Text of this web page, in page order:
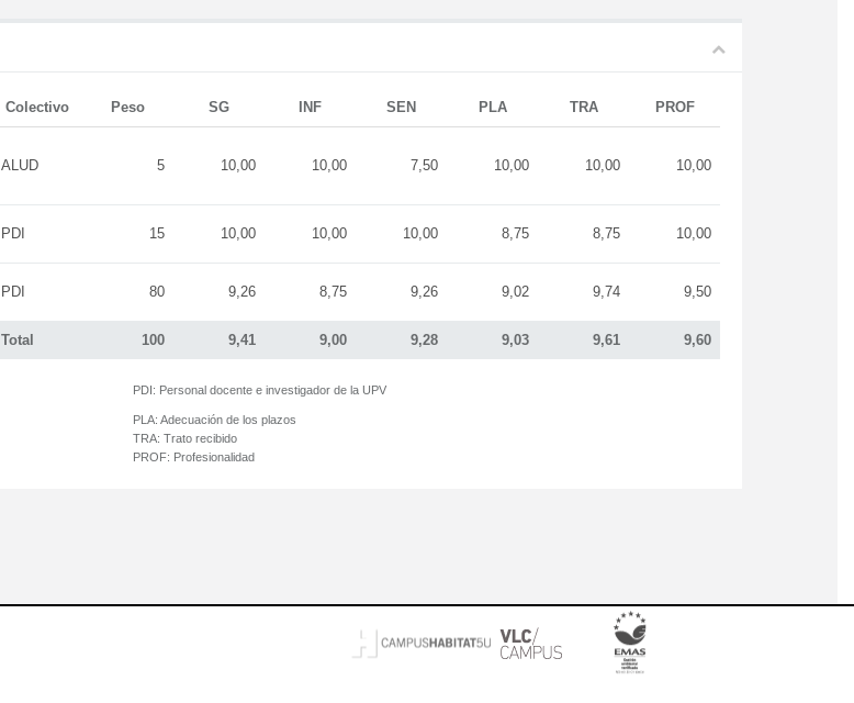
Colectivo Peso SG INF SEN PLA TRA PROF
Total 100 9,41 9,00 9,28 9,03 9,61 9,60
ALUD 5 10,00 10,00 7,50 10,00 10,00 10,00
PDI 15 10,00 10,00 10,00 8,75 8,75 10,00
PDI 80 9,26 8,75 9,26 9,02 9,74 9,50
PDI: Personal docente e investigador de la UPV
PLA: Adecuación de los plazos
TRA: Trato recibido
PROF: Profesionalidad